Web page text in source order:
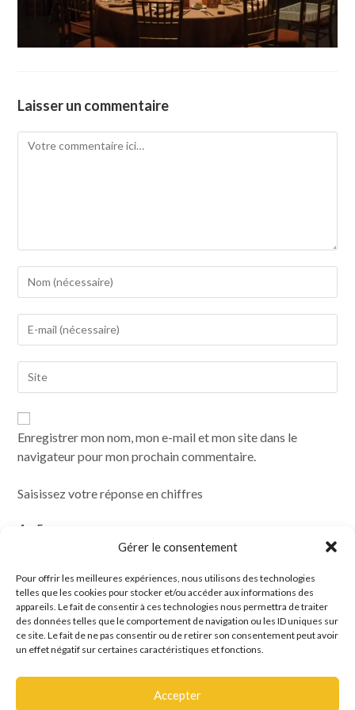
Gérer le consentement
Pour offrir les meilleures expériences, nous utilisons des technologies
telles que les cookies pour stocker et/ou accéder aux informations des
appareils. Le fait de consentir à ces technologies nous permettra de traiter
des données telles que le comportement de navigation ou les ID uniques sur
ce site. Le fait de ne pas consentir ou de retirer son consentement peut avoir
un effet négatif sur certaines caractéristiques et fonctions.
Accepter
Laisser un commentaire
Enregistrer mon nom, mon e-mail et mon site dans le
navigateur pour mon prochain commentaire.
Saisissez votre réponse en chiffres
4 × 5 =